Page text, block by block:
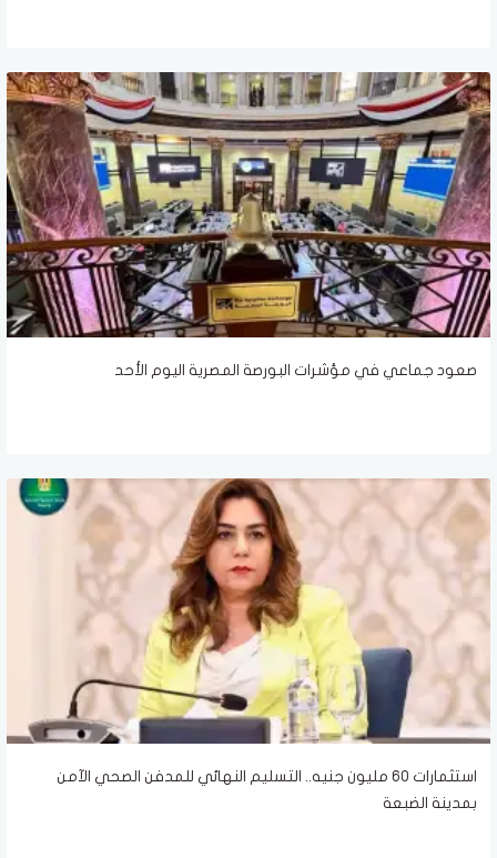
صعود جماعي في مؤشرات البورصة المصرية اليوم الأحد
استثمارات 60 مليون جنيه.. التسليم النهائي للمدفن الصحي الآمن
بمدينة الضبعة